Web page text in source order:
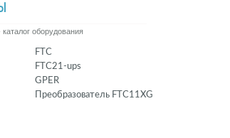
оборудования
FTC
FTC21-ups
GPER
Преобразователь FTC11XG